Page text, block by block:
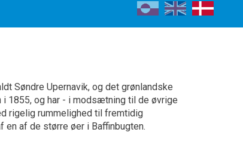
Søndre Upernavik, og det grønlandske
1855, og har - i modsætning til de øvrige
rigelig rummelighed til fremtidig
af de større øer i Baffinbugten.